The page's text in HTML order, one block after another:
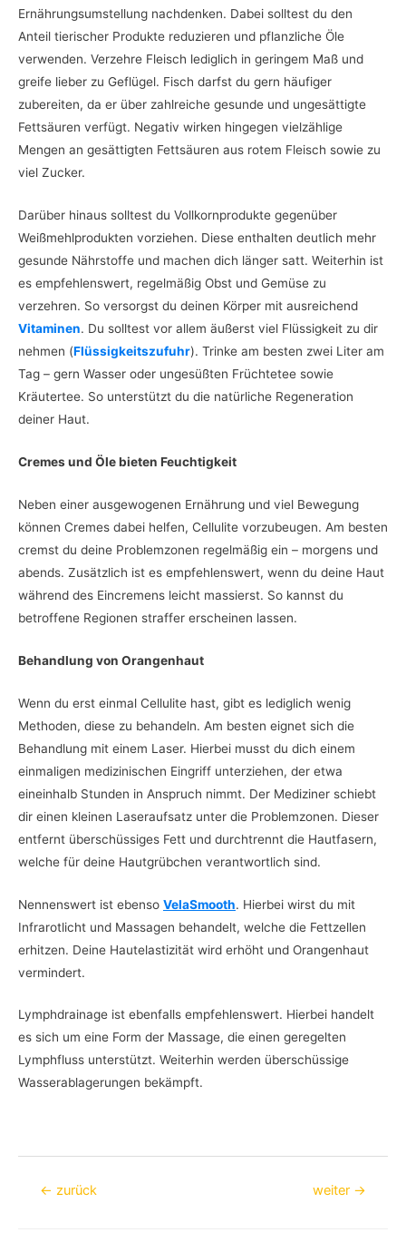
Ernährungsumstellung nachdenken. Dabei solltest du den
Anteil tierischer Produkte reduzieren und pflanzliche Öle
verwenden. Verzehre Fleisch lediglich in geringem Maß und
greife lieber zu Geflügel. Fisch darfst du gern häufiger
zubereiten, da er über zahlreiche gesunde und ungesättigte
Fettsäuren verfügt. Negativ wirken hingegen vielzählige
Mengen an gesättigten Fettsäuren aus rotem Fleisch sowie zu
viel Zucker.
Darüber hinaus solltest du Vollkornprodukte gegenüber
Weißmehlprodukten vorziehen. Diese enthalten deutlich mehr
gesunde Nährstoffe und machen dich länger satt. Weiterhin ist
es empfehlenswert, regelmäßig Obst und Gemüse zu
verzehren. So versorgst du deinen Körper mit ausreichend
Vitaminen. Du solltest vor allem äußerst viel Flüssigkeit zu dir
nehmen (Flüssigkeitszufuhr). Trinke am besten zwei Liter am
Tag – gern Wasser oder ungesüßten Früchtetee sowie
Kräutertee. So unterstützt du die natürliche Regeneration
deiner Haut.
Cremes und Öle bieten Feuchtigkeit
Neben einer ausgewogenen Ernährung und viel Bewegung
können Cremes dabei helfen, Cellulite vorzubeugen. Am besten
cremst du deine Problemzonen regelmäßig ein – morgens und
abends. Zusätzlich ist es empfehlenswert, wenn du deine Haut
während des Eincremens leicht massierst. So kannst du
betroffene Regionen straffer erscheinen lassen.
Behandlung von Orangenhaut
Wenn du erst einmal Cellulite hast, gibt es lediglich wenig
Methoden, diese zu behandeln. Am besten eignet sich die
Behandlung mit einem Laser. Hierbei musst du dich einem
einmaligen medizinischen Eingriff unterziehen, der etwa
eineinhalb Stunden in Anspruch nimmt. Der Mediziner schiebt
dir einen kleinen Laseraufsatz unter die Problemzonen. Dieser
entfernt überschüssiges Fett und durchtrennt die Hautfasern,
welche für deine Hautgrübchen verantwortlich sind.
Nennenswert ist ebenso VelaSmooth. Hierbei wirst du mit
Infrarotlicht und Massagen behandelt, welche die Fettzellen
erhitzen. Deine Hautelastizität wird erhöht und Orangenhaut
vermindert.
Lymphdrainage ist ebenfalls empfehlenswert. Hierbei handelt
es sich um eine Form der Massage, die einen geregelten
Lymphfluss unterstützt. Weiterhin werden überschüssige
Wasserablagerungen bekämpft.
Beitragsnavigation
← zurück weiter →